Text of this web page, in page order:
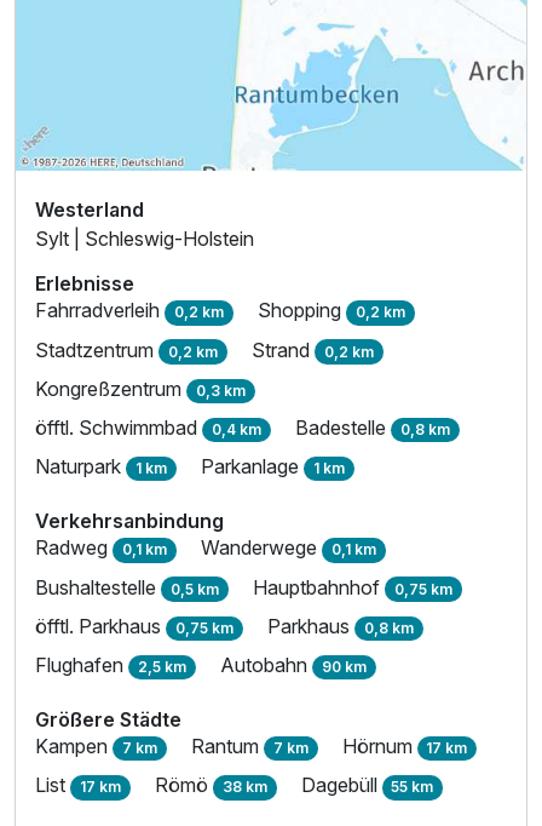
Westerland
Sylt | Schleswig-Holstein
Erlebnisse
Fahrradverleih 0,2 km Shopping 0,2 km
Stadtzentrum 0,2 km Strand 0,2 km
Kongreßzentrum 0,3 km
öfftl. Schwimmbad 0,4 km Badestelle 0,8 km
Naturpark 1 km Parkanlage 1 km
Verkehrsanbindung
Radweg 0,1 km Wanderwege 0,1 km
Bushaltestelle 0,5 km Hauptbahnhof 0,75 km
öfftl. Parkhaus 0,75 km Parkhaus 0,8 km
Flughafen 2,5 km Autobahn 90 km
Größere Städte
Kampen 7 km Rantum 7 km Hörnum 17 km
List 17 km Römö 38 km Dagebüll 55 km